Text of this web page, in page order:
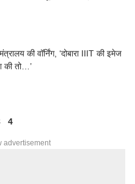
की वॉर्निंग, ‘दोबारा IIIT की इमेज
की तो…’
4
advertisement